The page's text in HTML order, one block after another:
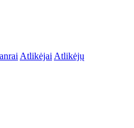
Atlikėjai Atlikėjų